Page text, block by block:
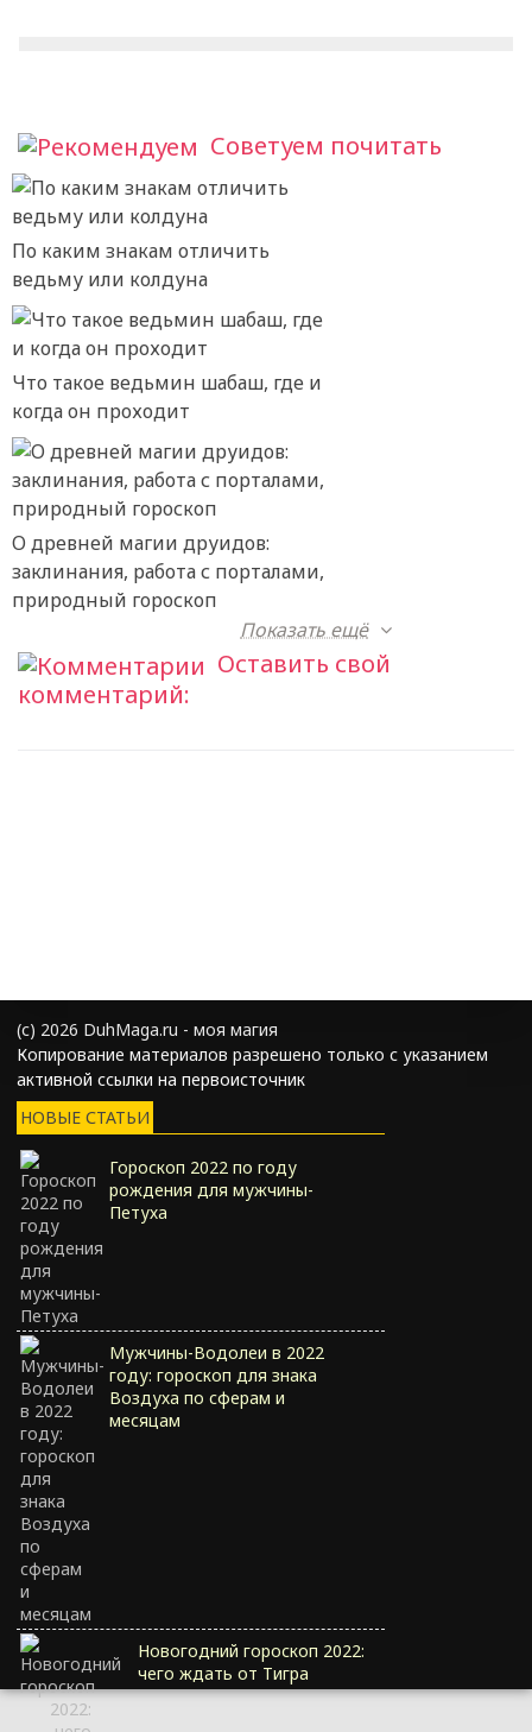
Советуем почитать
По каким знакам отличить
ведьму или колдуна
Что такое ведьмин шабаш, где и
когда он проходит
О древней магии друидов:
заклинания, работа с порталами,
природный гороскоп
Показать ещё
Оставить свой
комментарий:
(с) 2026 DuhMaga.ru - моя магия
Копирование материалов разрешено только с указанием
активной ссылки на первоисточник
НОВЫЕ СТАТЬИ
Гороскоп 2022 по году
рождения для мужчины-
Петуха
Мужчины-Водолеи в 2022
году: гороскоп для знака
Воздуха по сферам и
месяцам
Новогодний гороскоп 2022:
чего ждать от Тигра